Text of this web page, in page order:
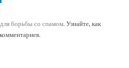
борьбы со спамом. Узнайте, как
.